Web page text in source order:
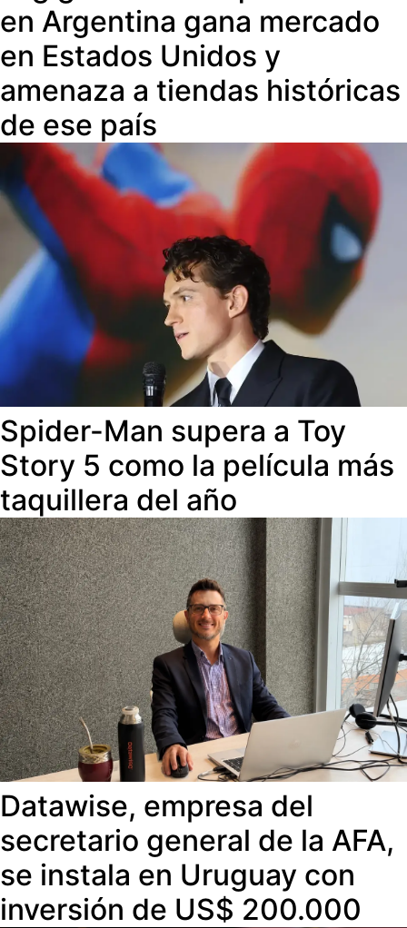
en Argentina gana mercado
en Estados Unidos y
amenaza a tiendas históricas
de ese país
Spider-Man supera a Toy
Story 5 como la película más
taquillera del año
Datawise, empresa del
secretario general de la AFA,
se instala en Uruguay con
inversión de US$ 200.000